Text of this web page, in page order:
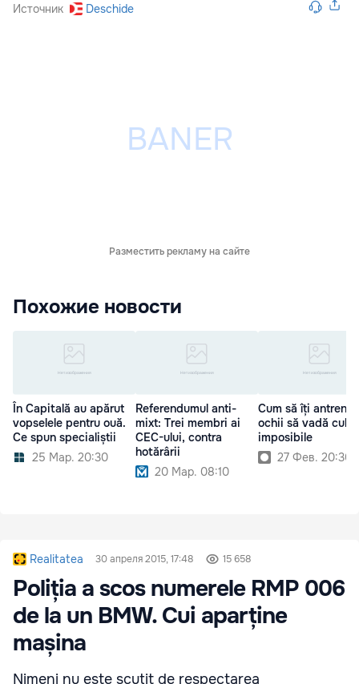
Источник Deschide
Разместить рекламу на сайте
Похожие новости
În Capitală au apărut
vopselele pentru ouă.
Ce spun specialiștii
25 Мар. 20:30
Referendumul anti-
mixt: Trei membri ai
CEC-ului, contra
hotărârii
20 Мар. 08:10
Cum să îți
ochii să vadă
imposibile
27 Фев. 20:30
Realitatea 30 апреля 2015, 17:48 15 658
Poliția a scos numerele RMP 006
de la un BMW. Cui aparține
mașina
Nimeni nu este scutit de respectarea